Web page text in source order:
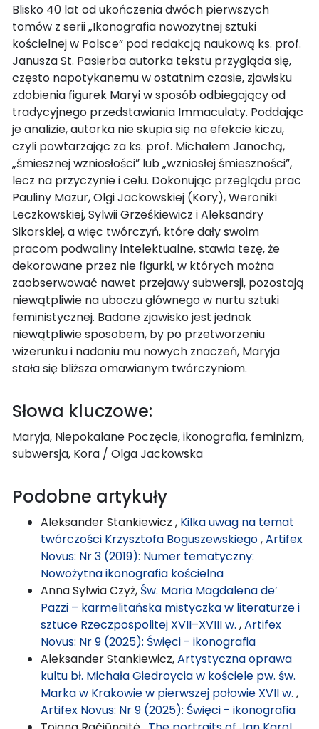
Blisko 40 lat od ukończenia dwóch pierwszych
tomów z serii „Ikonografia nowożytnej sztuki
kościelnej w Polsce” pod redakcją naukową ks. prof.
Janusza St. Pasierba autorka tekstu przygląda się,
często napotykanemu w ostatnim czasie, zjawisku
zdobienia figurek Maryi w sposób odbiegający od
tradycyjnego przedstawiania Immaculaty. Poddając
je analizie, autorka nie skupia się na efekcie kiczu,
czyli powtarzając za ks. prof. Michałem Janochą,
„śmiesznej wzniosłości” lub „wzniosłej śmieszności”,
lecz na przyczynie i celu. Dokonując przeglądu prac
Pauliny Mazur, Olgi Jackowskiej (Kory), Weroniki
Leczkowskiej, Sylwii Grześkiewicz i Aleksandry
Sikorskiej, a więc twórczyń, które dały swoim
pracom podwaliny intelektualne, stawia tezę, że
dekorowane przez nie figurki, w których można
zaobserwować nawet przejawy subwersji, pozostają
niewątpliwie na uboczu głównego w nurtu sztuki
feministycznej. Badane zjawisko jest jednak
niewątpliwie sposobem, by po przetworzeniu
wizerunku i nadaniu mu nowych znaczeń, Maryja
stała się bliższa omawianym twórczyniom.
Słowa kluczowe:
Maryja, Niepokalane Poczęcie, ikonografia, feminizm,
subwersja, Kora / Olga Jackowska
Podobne artykuły
Aleksander Stankiewicz , Kilka uwag na temat
twórczości Krzysztofa Boguszewskiego,Artifex
Novus: Nr 3 (2019): Numer tematyczny:
Nowożytna ikonografia kościelna
Anna Sylwia Czyż, Św. Maria Magdalena de’
Pazzi – karmelitańska mistyczka w literaturze i
sztuce Rzeczpospolitej XVII–XVIII w. ,Artifex
Novus: Nr 9 (2025): Święci - ikonografia
Aleksander Stankiewicz,Artystyczna oprawa
kultu bł. Michała Giedroycia w kościele pw. św.
Marka w Krakowie w pierwszej połowie XVII w. ,
Artifex Novus: Nr 9 (2025): Święci - ikonografia